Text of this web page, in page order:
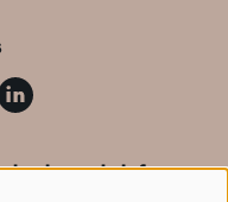
nieuwsbrief